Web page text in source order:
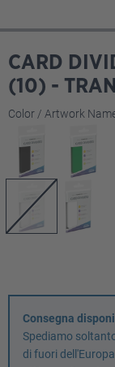
CARD
(10) -
Seleziona
Color / Artwork
Consegna
Spediamo
di fuori